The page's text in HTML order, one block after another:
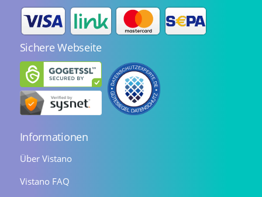
Sichere Webseite
Informationen
Über Vistano
Vistano FAQ